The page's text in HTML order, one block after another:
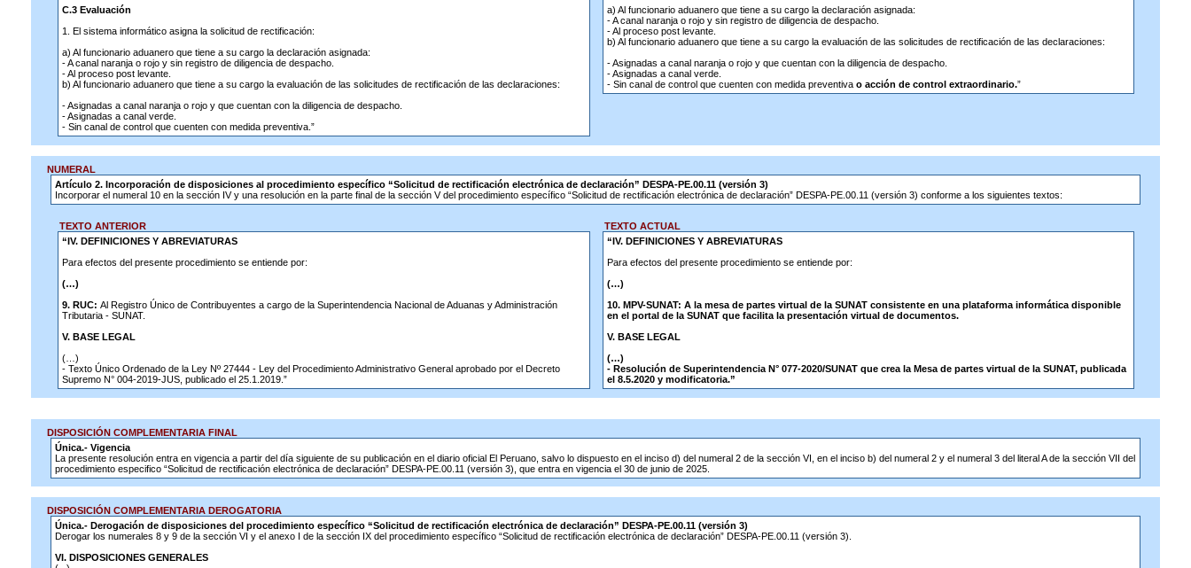
C.3 Evaluación
1. El sistema informático asigna la solicitud de rectificación:
a) Al funcionario aduanero que tiene a su cargo la declaración asignada:
- A canal naranja o rojo y sin registro de diligencia de despacho.
- Al proceso post levante.
b) Al funcionario aduanero que tiene a su cargo la evaluación de las solicitudes de rectificación de las declaraciones:
- Asignadas a canal naranja o rojo y que cuentan con la diligencia de despacho.
- Asignadas a canal verde.
- Sin canal de control que cuenten con medida preventiva.”
a) Al funcionario aduanero que tiene a su cargo la declaración asignada:
- A canal naranja o rojo y sin registro de diligencia de despacho.
- Al proceso post levante.
b) Al funcionario aduanero que tiene a su cargo la evaluación de las solicitudes de rectificación de las declaraciones:
- Asignadas a canal naranja o rojo y que cuentan con la diligencia de despacho.
- Asignadas a canal verde.
- Sin canal de control que cuenten con medida preventiva o acción de control extraordinario.”
NUMERAL
Artículo 2. Incorporación de disposiciones al procedimiento específico “Solicitud de rectificación electrónica de declaración” DESPA-PE.00.11 (versión 3)
Incorporar el numeral 10 en la sección IV y una resolución en la parte final de la sección V del procedimiento específico “Solicitud de rectificación electrónica de declaración” DESPA-PE.00.11 (versión 3) conforme a los siguientes textos:
TEXTO ANTERIOR
“IV. DEFINICIONES Y ABREVIATURAS
Para efectos del presente procedimiento se entiende por:
(…)
9. RUC: Al Registro Único de Contribuyentes a cargo de la Superintendencia Nacional de Aduanas y Administración
Tributaria - SUNAT.
V. BASE LEGAL
(…)
- Texto Único Ordenado de la Ley Nº 27444 - Ley del Procedimiento Administrativo General aprobado por el Decreto
Supremo N° 004-2019-JUS, publicado el 25.1.2019.”
TEXTO ACTUAL
“IV. DEFINICIONES Y ABREVIATURAS
Para efectos del presente procedimiento se entiende por:
(…)
10. MPV-SUNAT: A la mesa de partes virtual de la SUNAT consistente en una plataforma informática disponible
en el portal de la SUNAT que facilita la presentación virtual de documentos.
V. BASE LEGAL
(…)
- Resolución de Superintendencia N° 077-2020/SUNAT que crea la Mesa de partes virtual de la SUNAT, publicada
el 8.5.2020 y modificatoria.”
DISPOSICIÓN COMPLEMENTARIA FINAL
Única.- Vigencia
La presente resolución entra en vigencia a partir del día siguiente de su publicación en el diario oficial El Peruano, salvo lo dispuesto en el inciso d) del numeral 2 de la sección VI, en el inciso b) del numeral 2 y el numeral 3 del literal A de la sección VII del
procedimiento especifico “Solicitud de rectificación electrónica de declaración” DESPA-PE.00.11 (versión 3), que entra en vigencia el 30 de junio de 2025.
DISPOSICIÓN COMPLEMENTARIA DEROGATORIA
Única.- Derogación de disposiciones del procedimiento específico “Solicitud de rectificación electrónica de declaración” DESPA-PE.00.11 (versión 3)
Derogar los numerales 8 y 9 de la sección VI y el anexo I de la sección IX del procedimiento específico “Solicitud de rectificación electrónica de declaración” DESPA-PE.00.11 (versión 3).
VI. DISPOSICIONES GENERALES